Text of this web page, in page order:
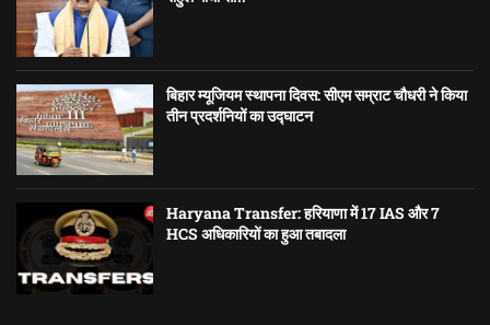
बिहार म्यूजियम स्थापना दिवस: सीएम सम्राट चौधरी ने किया
तीन प्रदर्शनियों का उद्घाटन
Haryana Transfer: हरियाणा में 17 IAS और 7
HCS अधिकारियों का हुआ तबादला